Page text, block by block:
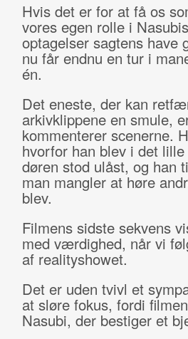
Hvis det er for at få os
vores egen rolle i
optagelser sagtens have
nu får endnu en tur i
én.
Det eneste, der kan
arkivklippene en smule,
kommenterer scenerne.
hvorfor han blev i det
døren stod ulåst, og han
man mangler at høre
blev.
Filmens sidste sekvens
med værdighed, når vi
af realityshowet.
Det er uden tvivl et
at sløre fokus, fordi
Nasubi, der bestiger et